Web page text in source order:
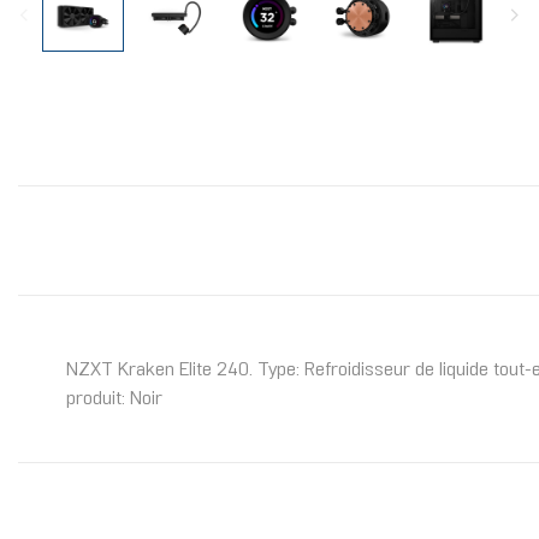
NZXT Kraken Elite 240. Type: Refroidisseur de liquide
produit: Noir